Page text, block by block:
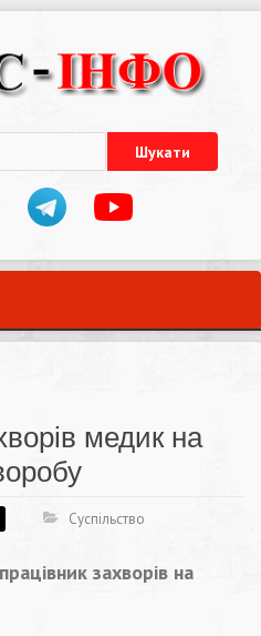
медик на
Суспільство
захворів на